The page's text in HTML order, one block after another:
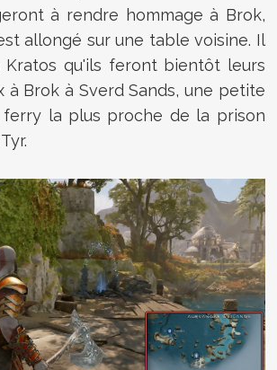
à rendre hommage à Brok,
allongé sur une table voisine. Il
Kratos qu'ils feront bientôt leurs
à Brok à Sverd Sands, une petite
la plus proche de la prison